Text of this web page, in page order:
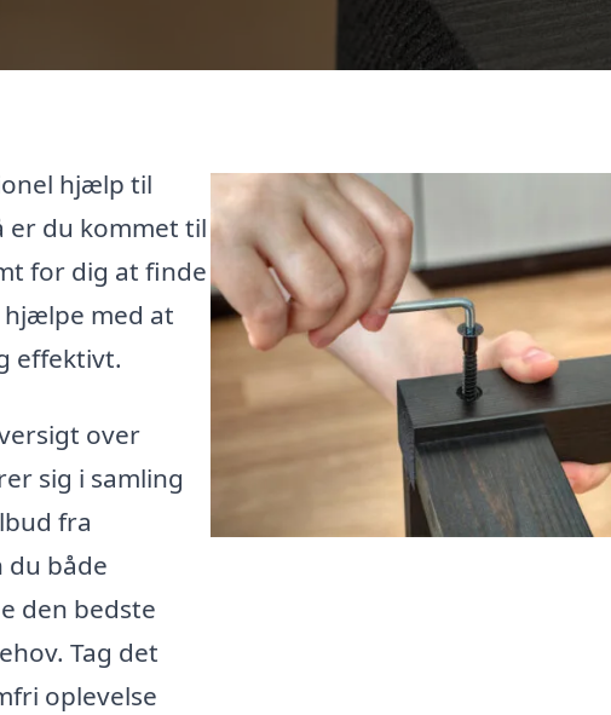
hjælp til
er du kommet til
for dig at finde
med at
effektivt.
over
sig i samling
fra
både
den bedste
Tag det
oplevelse